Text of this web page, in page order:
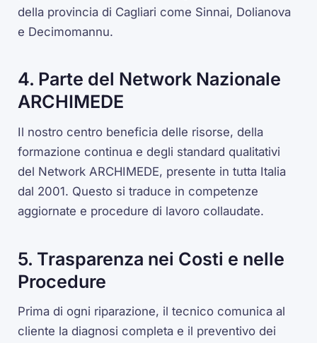
della provincia di Cagliari come Sinnai, Dolianova
e Decimomannu.
4. Parte del Network Nazionale
ARCHIMEDE
Il nostro centro beneficia delle risorse, della
formazione continua e degli standard qualitativi
del Network ARCHIMEDE, presente in tutta Italia
dal 2001. Questo si traduce in competenze
aggiornate e procedure di lavoro collaudate.
5. Trasparenza nei Costi e nelle
Procedure
Prima di ogni riparazione, il tecnico comunica al
cliente la diagnosi completa e il preventivo dei